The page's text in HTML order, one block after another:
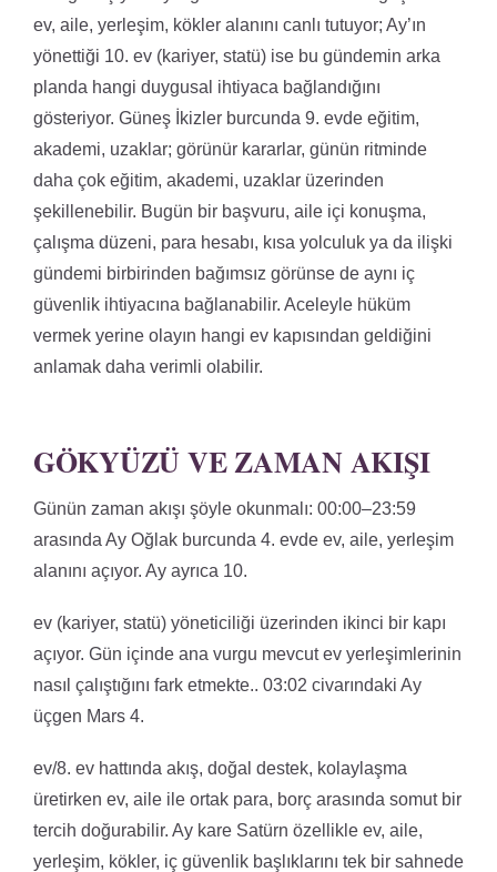
ev, aile, yerleşim, kökler alanını canlı tutuyor; Ay’ın
yönettiği 10. ev (kariyer, statü) ise bu gündemin arka
planda hangi duygusal ihtiyaca bağlandığını
gösteriyor. Güneş İkizler burcunda 9. evde eğitim,
akademi, uzaklar; görünür kararlar, günün ritminde
daha çok eğitim, akademi, uzaklar üzerinden
şekillenebilir. Bugün bir başvuru, aile içi konuşma,
çalışma düzeni, para hesabı, kısa yolculuk ya da ilişki
gündemi birbirinden bağımsız görünse de aynı iç
güvenlik ihtiyacına bağlanabilir. Aceleyle hüküm
vermek yerine olayın hangi ev kapısından geldiğini
anlamak daha verimli olabilir.
GÖKYÜZÜ VE ZAMAN AKIŞI
Günün zaman akışı şöyle okunmalı: 00:00–23:59
arasında Ay Oğlak burcunda 4. evde ev, aile, yerleşim
alanını açıyor. Ay ayrıca 10.
ev (kariyer, statü) yöneticiliği üzerinden ikinci bir kapı
açıyor. Gün içinde ana vurgu mevcut ev yerleşimlerinin
nasıl çalıştığını fark etmekte.. 03:02 civarındaki Ay
üçgen Mars 4.
ev/8. ev hattında akış, doğal destek, kolaylaşma
üretirken ev, aile ile ortak para, borç arasında somut bir
tercih doğurabilir. Ay kare Satürn özellikle ev, aile,
yerleşim, kökler, iç güvenlik başlıklarını tek bir sahnede